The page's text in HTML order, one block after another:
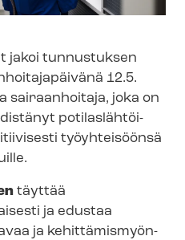
jakoi tunnustuksen
12.5.
sairaanhoitaja, joka on
po­ti­las­läh­töi­
työyhteisöönsä
täyttää
ja edustaa
ja ke­hit­tä­mis­myön­